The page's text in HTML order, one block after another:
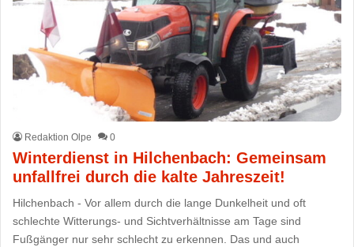
Redaktion Olpe 0
Winterdienst in Hilchenbach: Gemeinsam
unfallfrei durch die kalte Jahreszeit!
Hilchenbach - Vor allem durch die lange Dunkelheit und oft
schlechte Witterungs- und Sichtverhältnisse am Tage sind
Fußgänger nur sehr schlecht zu erkennen. Das und auch